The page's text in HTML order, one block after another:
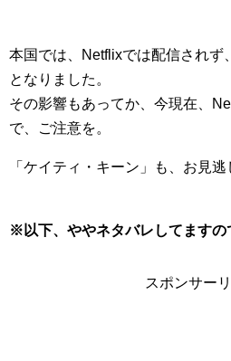
本国では、Netflixでは配信されず
となりました。
その影響もあってか、今現在、
で、ご注意を。
「ケイティ・キーン」も、お見逃
※以下、ややネタバレしてますの
スポンサー